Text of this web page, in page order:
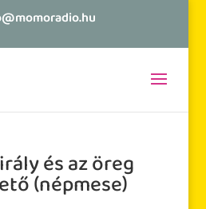
és az öreg
(népmese)